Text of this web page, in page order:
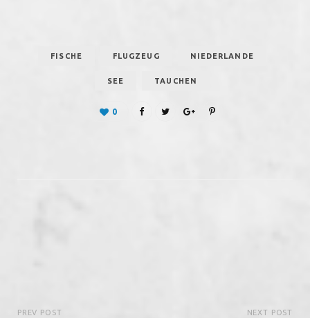
FISCHE FLUGZEUG NIEDERLANDE
SEE TAUCHEN
0
PREV POST NEXT POST